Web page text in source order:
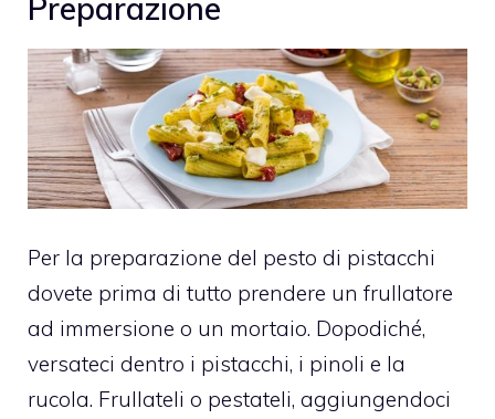
Preparazione
Per la preparazione del pesto di pistacchi
dovete prima di tutto prendere un frullatore
ad immersione o un mortaio. Dopodiché,
versateci dentro i pistacchi, i pinoli e la
rucola. Frullateli o pestateli, aggiungendoci